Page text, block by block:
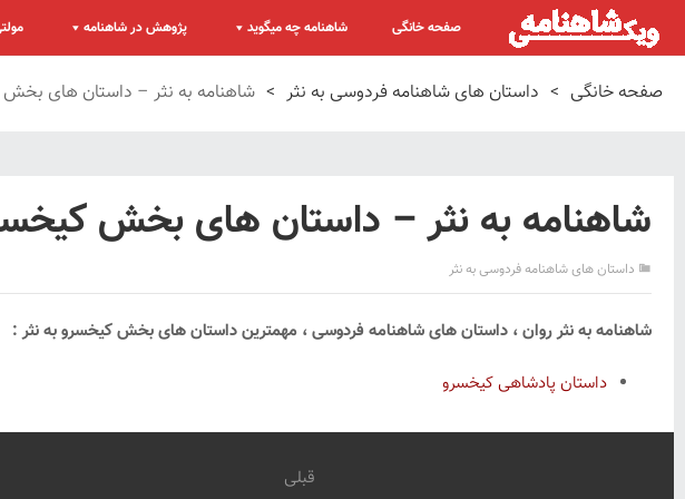
صفحه خانگی شاهنامه چه میگوید پژوهش در شاهنامه
صفحه خانگی > داستان های شاهنامه فردوسی به نثر > شاهنامه به نثر – داستان های
شاهنامه به نثر – داستان های بخش
داستان های شاهنامه فردوسی به نثر
شاهنامه به نثر روان ، داستان های شاهنامه فردوسی ، مهمترین داستان های بخش کیخسرو به نثر :
داستان پادشاهی کیخسرو
قبلی